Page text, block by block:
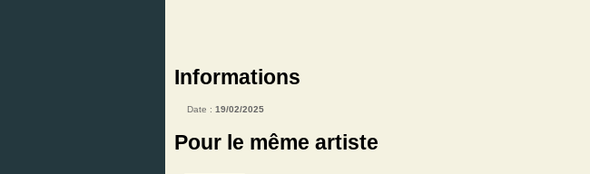
Informations
Date : 19/02/2025
Pour le même artiste